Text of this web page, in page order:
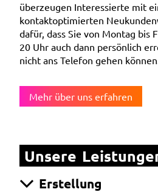
überzeugen Interessierte mit
kontaktoptimierten
dafür, dass Sie von Montag bis
20 Uhr auch dann persönlich
nicht ans Telefon gehen
Mehr über uns erfahren
Unsere
Erstellung